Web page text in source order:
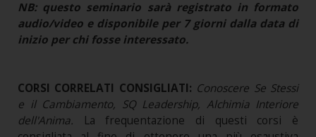
NB: questo seminario sarà registrato in formato
audio/video e disponibile per 7 giorni dalla data di
inizio per chi fosse interessato.
CORSI CORRELATI CONSIGLIATI: Conoscere Se Stessi
e il Cambiamento, SQ Leadership, Alchimia Interiore
dell'Anima.
La frequentazione di questi corsi è